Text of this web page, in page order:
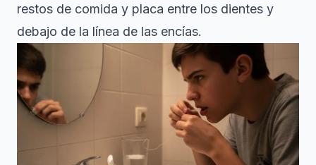
restos de comida y placa entre los dientes y
debajo de la línea de las encías.